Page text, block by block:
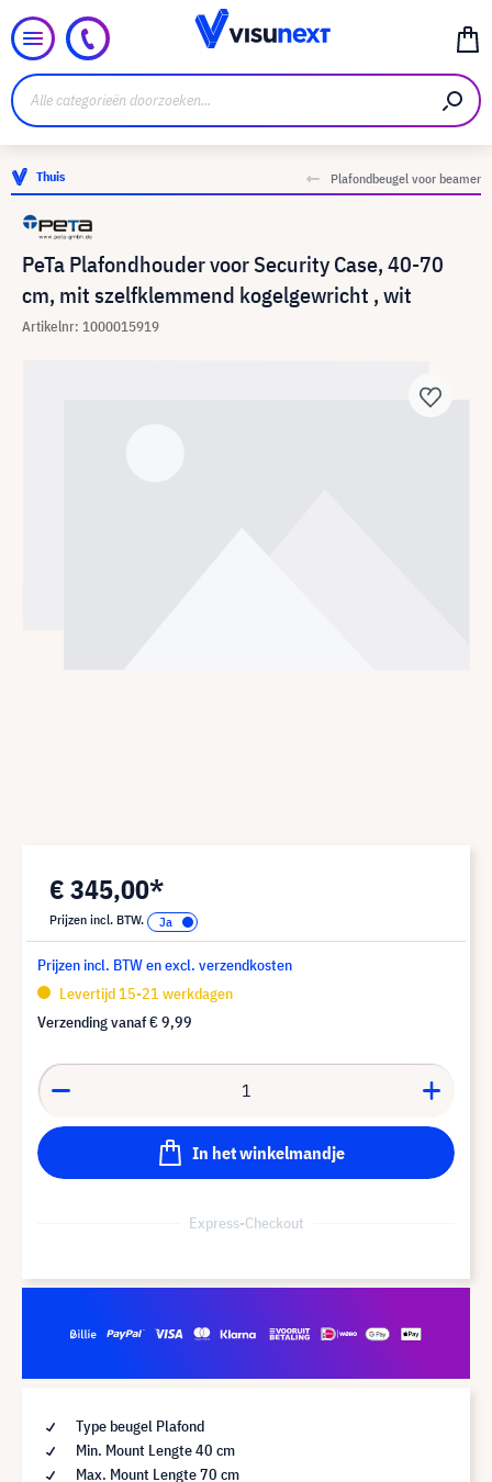
Thuis Plafondbeugel voor beamer
PeTa Plafondhouder voor Security Case, 40-70
cm, mit szelfklemmend kogelgewricht , wit
Artikelnr: 1000015919
€ 345,00*
Prijzen incl. BTW.
Prijzen incl. BTW en excl. verzendkosten
Levertijd 15-21 werkdagen
Verzending vanaf€ 9,99
In het winkelmandje
Express-Checkout
Type beugel Plafond
Min. Mount Lengte 40 cm
Max. Mount Lengte 70 cm